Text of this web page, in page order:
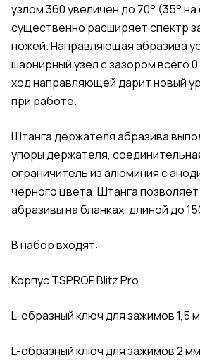
узлом 360 увеличен до 70° (35°
существенно расширяет спектр
ножей. Направляющая абразива
шарнирный узел с зазором всего
ход направляющей дарит новый
при работе.
Штанга держателя абразива
упоры держателя,
ограничитель из алюминия с
черного цвета. Штанга
абразивы на бланках, длиной до
В набор входят:
Корпус TSPROF Blitz Pro
L-образный ключ для зажимов 1,5
L-образный ключ для зажимов 2 мм